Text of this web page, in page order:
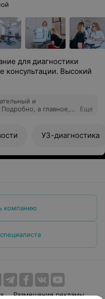
для диагностики
консультации. Высокий
и
а главное,
отсталая доволен.
Еще
УЗ-диагностика
компанию
Размещение рекламы